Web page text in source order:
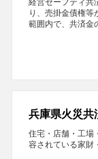
経営セーフティ共
り、売掛金債権等
範囲内で、共済金
兵庫県火災共
住宅・店舗・工場
容されている家財